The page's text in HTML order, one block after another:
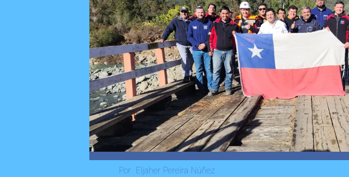
Eljaher Pereira Núñez
Por